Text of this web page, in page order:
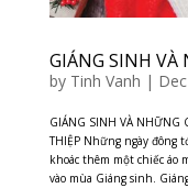
GIÁNG SINH VÀ
by Tinh Vanh |
GIÁNG SINH VÀ NHỮNG
THIỆP Những ngày đông
khoác thêm một chiếc áo
vào mùa Giáng sinh.